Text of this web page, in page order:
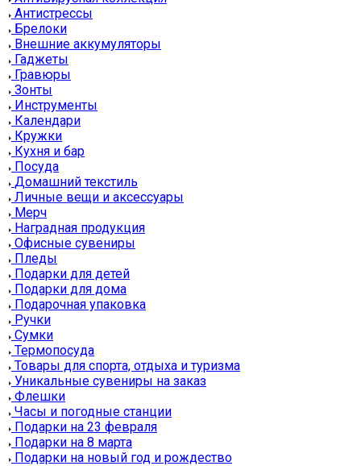
Антистрессы
Брелоки
Внешние аккумуляторы
Гаджеты
Гравюры
Зонты
Инструменты
Календари
Кружки
Кухня и бар
Посуда
Домашний текстиль
Личные вещи и аксессуары
Мерч
Наградная продукция
Офисные сувениры
Пледы
Подарки для детей
Подарки для дома
Подарочная упаковка
Ручки
Сумки
Термопосуда
Товары для спорта, отдыха и туризма
Уникальные сувениры на заказ
Флешки
Часы и погодные станции
Подарки на 23 февраля
Подарки на 8 марта
Подарки на новый год и рождество